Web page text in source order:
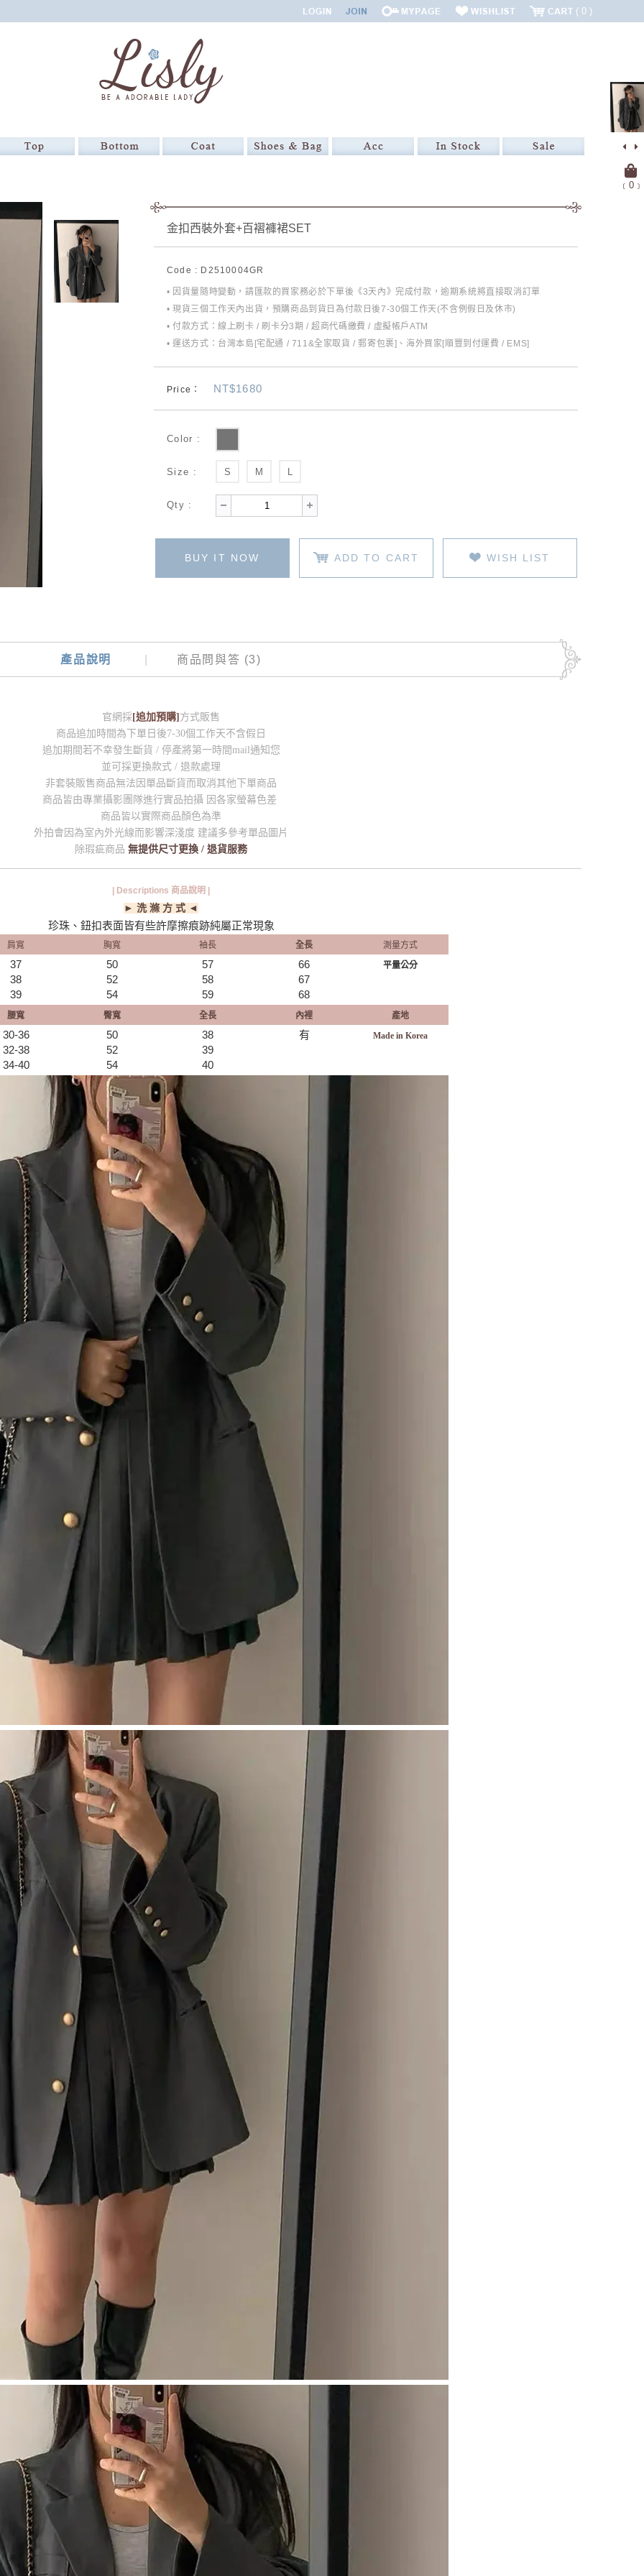
0
﹝ 0﹞
金扣西裝外套+百褶褲裙SET
Code : D2510004GR
• 因貨量隨時變動，請匯款的買家務必於下單後《3天內》完成付款，逾期系統將直接取消訂單
• 現貨三個工作天內出貨，預購商品到貨日為付款日後7-30個工作天(不含例假日及休市)
• 付款方式：線上刷卡 / 刷卡分3期 / 超商代碼繳費 / 虛擬帳戶ATM
• 運送方式：台灣本島[宅配通 / 711&全家取貨 / 郵寄包裹]、海外買家[順豐到付運費 / EMS]
Price： NT$1680
Color :
Size : S M
Qty :
BUY IT NOW ADD TO CART WISH LIST
產品說明 商品問與答 (3)
官網採 [追加預購] 方式販售
商品追加時間為下單日後7-30個工作天不含假日
追加期間若不幸發生斷貨 / 停產將第一時間mail通知您
並可採更換款式 / 退款處理
非套裝販售商品無法因單品斷貨而取消其他下單商品
商品皆由專業攝影團隊進行實品拍攝 因各家螢幕色差
商品皆以實際商品顏色為準
外拍會因為室內外光線而影響深淺度 建議多參考單品圖片
除瑕疵商品 無提供尺寸更換 / 退貨服務
| Descriptions 商品說明 |
► 洗 滌 方 式 ◄
珍珠、鈕扣表面皆有些許摩擦痕跡純屬正常現象
肩寬 胸寬 袖長 全長
測量方式
37
38
39
50
52
54
57
58
59
66
67
68
平量公分
腰寬 臀寬 全長 內裡
產地
30-36
32-38
34-40
50
52
54
38
39
​40
有 Made in Korea